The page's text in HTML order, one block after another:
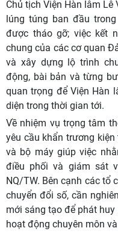
Chủ tịch Viện Hàn lâm
lúng túng ban đầu
được tháo gỡ; việc kết
chung của các cơ quan
và xây dựng lộ trình
động, bài bản và từng
quan trọng để Viện Hàn
diện trong thời gian tới.
Về nhiệm vụ trọng tâm
yêu cầu khẩn trương
và bộ máy giúp việc
điều phối và giám sát
NQ/TW. Bên cạnh các tổ
chuyển đổi số, cần
mới sáng tạo để phát
hoạt động chuyên môn